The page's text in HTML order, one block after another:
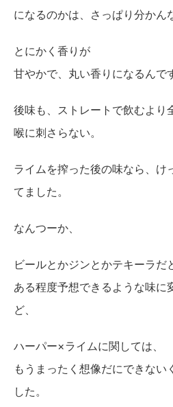
になるのかは、さっぱり分かん
とにかく香りが
甘やかで、丸い香りになるん
後味も、ストレートで飲むより
喉に刺さらない。
ライムを搾った後の味なら、け
てました。
なんつーか、
ビールとかジンとかテキーラだ
ある程度予想できるような味に
ど、
ハーパー×ライムに関しては、
もうまったく想像だにできない
した。